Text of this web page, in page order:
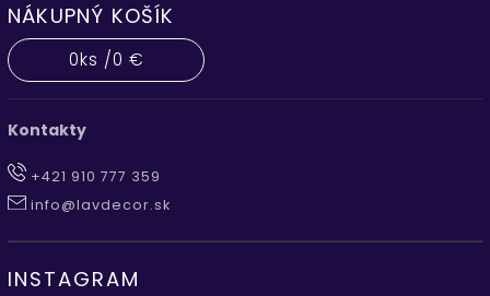
NÁKUPNÝ KOŠÍK
0ks /0 €
Kontakty
+421 910 777 359
info@lavdecor.sk
INSTAGRAM